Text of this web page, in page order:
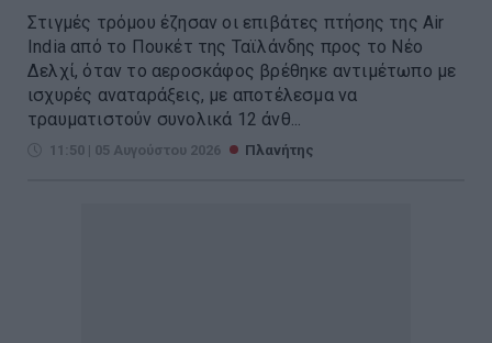
Στιγμές τρόμου έζησαν οι επιβάτες πτήσης της Air
India από το Πουκέτ της Ταϊλάνδης προς το Νέο
Δελχί, όταν το αεροσκάφος βρέθηκε αντιμέτωπο με
ισχυρές αναταράξεις, με αποτέλεσμα να
τραυματιστούν συνολικά 12 άνθ...
11:50 | 05 Αυγούστου 2026 Πλανήτης